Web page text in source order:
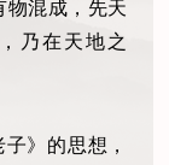
物混成，先天
乃在天地之
》的思想，